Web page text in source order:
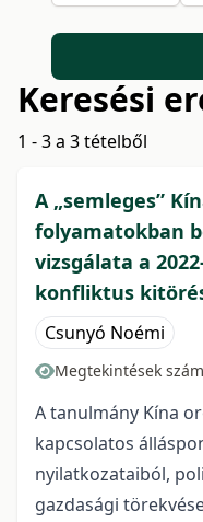
Keresési
1 - 3 a 3 tételből
A „semleges”
folyamatokban
vizsgálata a
konfliktus
Csunyó Noémi
Megtekintések
A tanulmány Kína
kapcsolatos
nyilatkozataiból,
gazdasági